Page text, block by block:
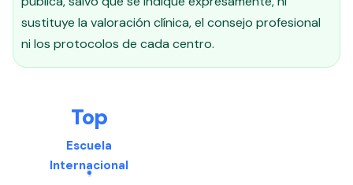
sustituye la valoración clínica, el consejo profesional
ni los protocolos de cada centro.
Top
Escuela
Internacional